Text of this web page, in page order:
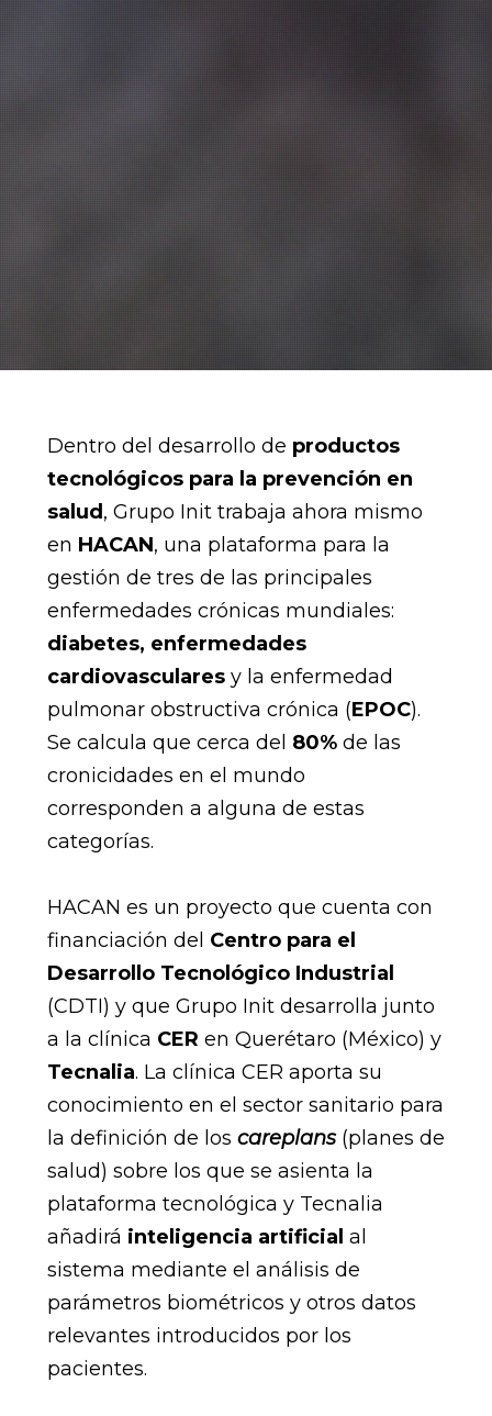
Dentro del desarrollo de productos
tecnológicos para la prevención en
salud , Grupo Init trabaja ahora mismo
en HACAN, una plataforma para la
gestión de tres de las principales
enfermedades crónicas mundiales:
diabetes, enfermedades
cardiovascularesy la enfermedad
pulmonar obstructiva crónica (EPOC).
Se calcula que cerca del 80%de las
cronicidades en el mundo
corresponden a alguna de estas
categorías.
HACAN es un proyecto que cuenta con
financiación del Centro para el
Desarrollo Tecnológico Industrial
(CDTI) y que Grupo Init desarrolla junto
a la clínica CER en Querétaro (México) y
Tecnalia. La clínica CER aporta su
conocimiento en el sector sanitario para
la definición de los careplans(planes de
salud) sobre los que se asienta la
plataforma tecnológica y Tecnalia
añadirá inteligencia artificial al
sistema mediante el análisis de
parámetros biométricos y otros datos
relevantes introducidos por los
pacientes.